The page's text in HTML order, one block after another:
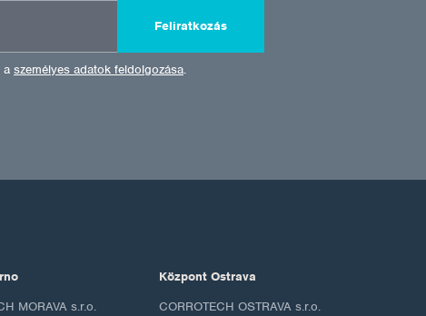
Feliratkozás
a személyes adatok feldolgozása.
MORAVA s.r.o.
Központ Ostrava
CORROTECH OSTRAVA s.r.o.